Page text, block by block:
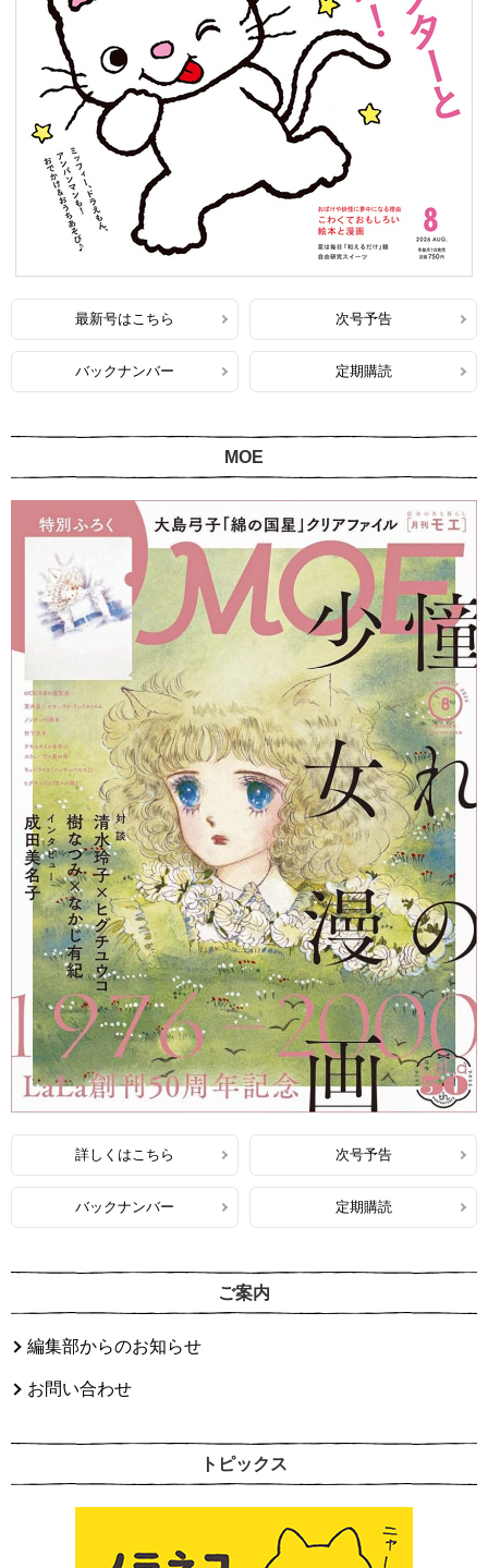
最新号はこちら 次号予告
バックナンバー 定期購読
MOE
詳しくはこちら 次号予告
バックナンバー 定期購読
ご案内
編集部からのお知らせ
お問い合わせ
トピックス